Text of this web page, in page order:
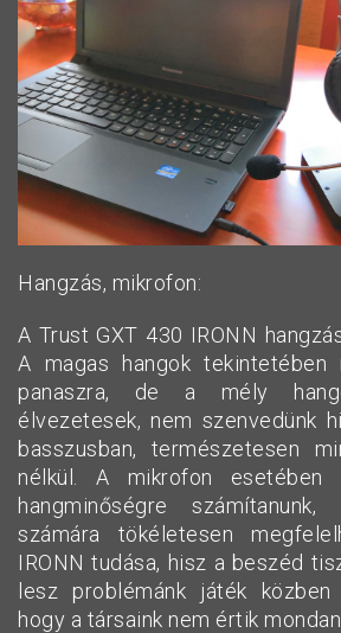
Hangzás, mikrofon:
A Trust GXT 430 IRONN
A magas hangok tekintetében
panaszra, de a mély
élvezetesek, nem szenvedünk
basszusban, természetesen
nélkül. A mikrofon
hangminőségre
számára tökéletesen
IRONN tudása, hisz a beszéd
lesz problémánk játék
hogy a társaink nem értik